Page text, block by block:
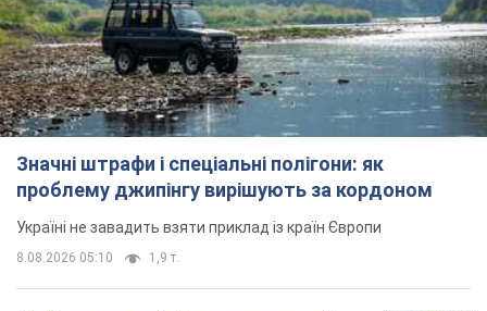
Значні штрафи і спеціальні полігони: як
проблему джипінгу вирішують за кордоном
Україні не завадить взяти приклад із країн Європи
8.08.2026 05:10 1,9 т.